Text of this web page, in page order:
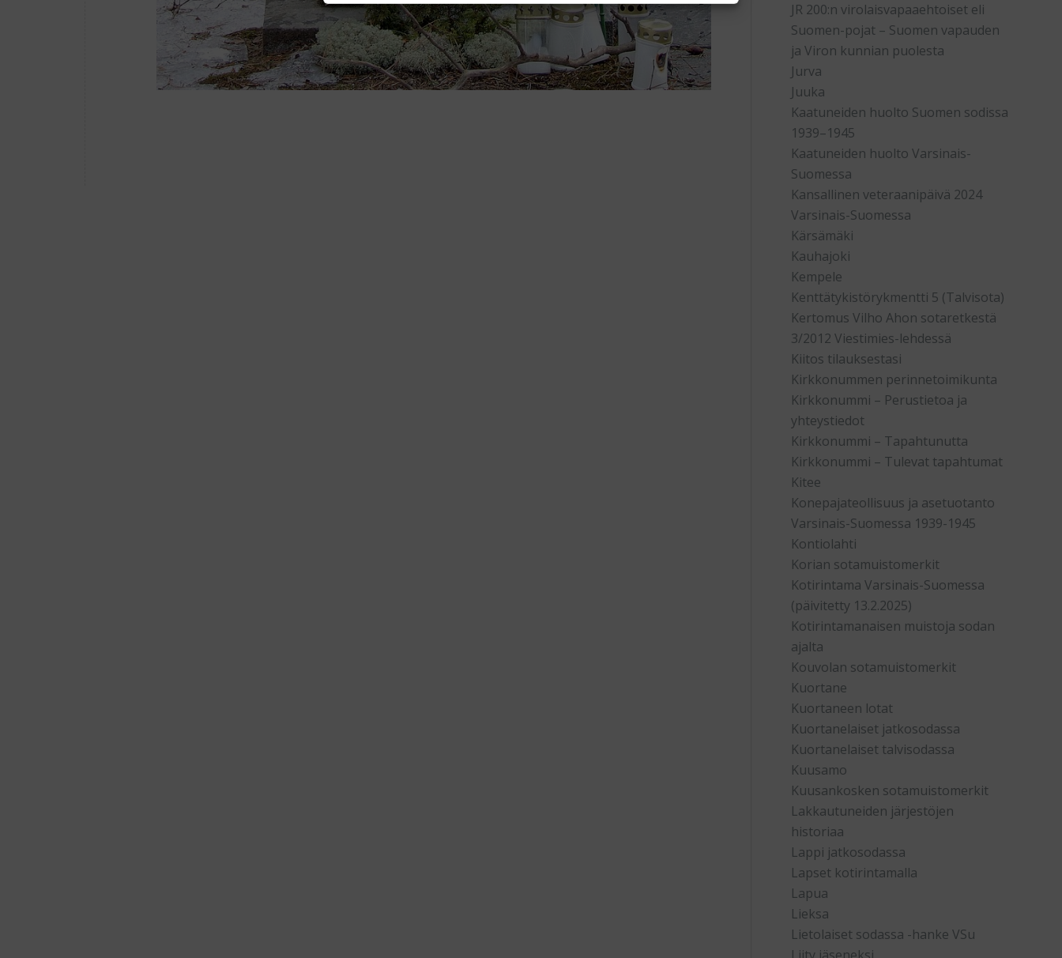
JR 200:n virolaisvapaaehtoiset eli
Suomen-pojat – Suomen vapauden
ja Viron kunnian puolesta
Jurva
Juuka
Kaatuneiden huolto Suomen sodissa
1939–1945
Kaatuneiden huolto Varsinais-
Suomessa
Kansallinen veteraanipäivä 2024
Varsinais-Suomessa
Kärsämäki
Kauhajoki
Kempele
Kenttätykistörykmentti 5 (Talvisota)
Kertomus Vilho Ahon sotaretkestä
3/2012 Viestimies-lehdessä
Kiitos tilauksestasi
Kirkkonummen perinnetoimikunta
Kirkkonummi – Perustietoa ja
yhteystiedot
Kirkkonummi – Tapahtunutta
Kirkkonummi – Tulevat tapahtumat
Kitee
Konepajateollisuus ja asetuotanto
Varsinais-Suomessa 1939-1945
Kontiolahti
Korian sotamuistomerkit
Kotirintama Varsinais-Suomessa
(päivitetty 13.2.2025)
Kotirintamanaisen muistoja sodan
ajalta
Kouvolan sotamuistomerkit
Kuortane
Kuortaneen lotat
Kuortanelaiset jatkosodassa
Kuortanelaiset talvisodassa
Kuusamo
Kuusankosken sotamuistomerkit
Lakkautuneiden järjestöjen
historiaa
Lappi jatkosodassa
Lapset kotirintamalla
Lapua
Lieksa
Lietolaiset sodassa -hanke VSu